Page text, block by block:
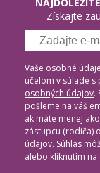
Získajte
Vaše osobné
účelom v súlade
osobných údajov.
pošleme na váš
ak máte menej
zástupcu (rodiča)
údajov. Súhlas
alebo kliknutím